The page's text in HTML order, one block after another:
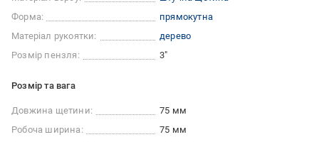
Форма:
прямокутна
Матеріал рукоятки:
дерево
Розмір пензля:
3"
Розмір та вага
Довжина щетини:
75 мм
Робоча ширина:
75 мм